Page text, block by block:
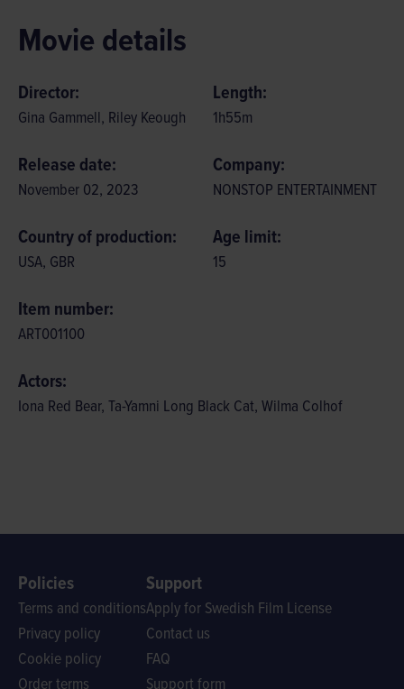
Movie details
Director:
Gina Gammell, Riley Keough
Length:
1h55m
Release date:
November 02, 2023
Company:
NONSTOP ENTERTAINMENT
Country of production:
USA, GBR
Age limit:
15
Item number:
ART001100
Actors:
Iona Red Bear, Ta-Yamni Long Black Cat, Wilma Colhof
Policies
Terms and conditions
Privacy policy
Cookie policy
Order terms
Support
Apply for Swedish Film License
Contact us
FAQ
Support form